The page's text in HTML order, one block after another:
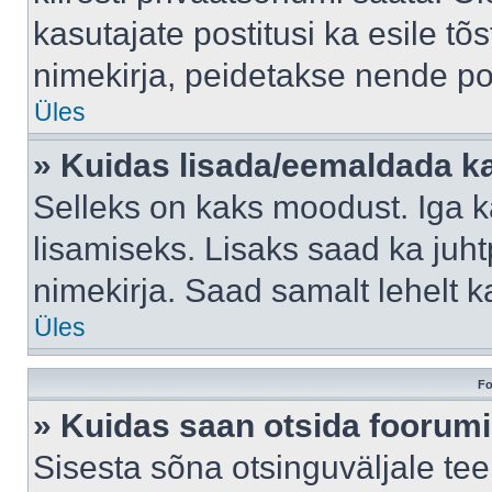
kasutajate postitusi ka esile
nimekirja, peidetakse nende
Üles
» Kuidas lisada/eemaldada
Selleks on kaks moodust. Iga
lisamiseks. Lisaks saad ka
nimekirja. Saad samalt lehelt
Üles
» Kuidas saan otsida
Sisesta sõna otsinguväljale